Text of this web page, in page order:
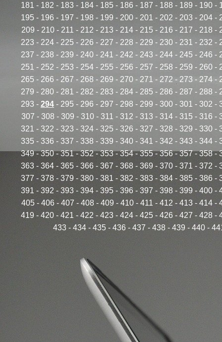
181 - 182 - 183 - 184 - 185 - 186 - 187 - 188 - 189 - 190 -
195 - 196 - 197 - 198 - 199 - 200 - 201 - 202 - 203 - 204 -
209 - 210- 211 - 212 - 213- 214- 215- 216 - 217 - 218-
223 - 224 - 225 - 226 - 227 - 228 - 229 - 230 - 231 - 232 -
237 - 238 - 239 - 240 - 241 - 242 - 243 - 244 - 245 - 246 -
251 - 252 - 253 - 254 - 255 - 256 - 257 - 258 - 259 - 260 -
265 - 266 - 267 - 268 - 269 - 270 - 271 - 272 - 273 - 274 -
279 - 280 - 281 - 282 - 283 - 284 - 285 - 286 - 287 - 288 -
293 - 294 - 295 - 296 - 297 - 298 - 299 - 300 - 301 - 302 -
307 - 308 - 309 - 310- 311 - 312 - 313 - 314- 315 - 316 -
321 - 322 - 323 - 324 - 325 - 326 - 327 - 328 - 329 - 330 -
335 - 336 - 337 - 338 - 339 - 340 - 341 - 342 - 343 - 344 -
349-350-351-352-353-354-355-356-357-358-
363 - 364 - 365 - 366 - 367 - 368 - 369 - 370 - 371 - 372 -
377 - 378 - 379 - 380 - 381 - 382 - 383 - 384 - 385 - 386 -
391 - 392 - 393 - 394 - 395 - 396 - 397 - 398 - 399 - 400 -
405- 406- 407 - 408- 409- 410- 411 - 412 - 413- 414-
419 - 420 - 421 - 422 - 423 - 424 - 425 - 426 - 427 - 428 -
433- 434- 435- 436- 437 - 438- 439 - 440-